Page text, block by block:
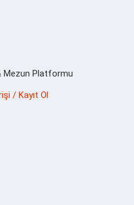
Mezun Platformu
/ Kayıt Ol